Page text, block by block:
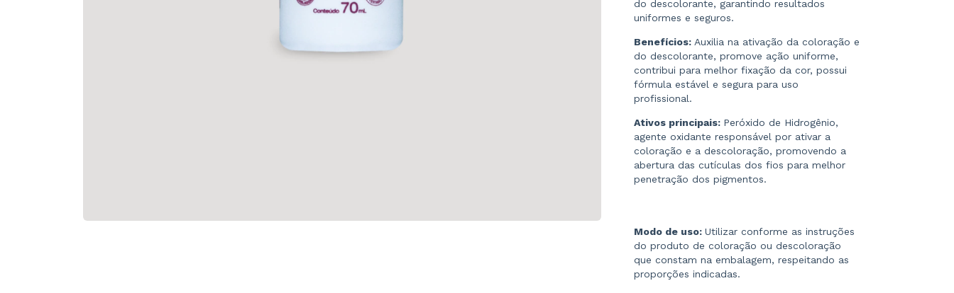
do descolorante, garantindo resultados
uniformes e seguros.
Benefícios: Auxilia na ativação da coloração e
do descolorante, promove ação uniforme,
contribui para melhor fixação da cor, possui
fórmula estável e segura para uso
profissional.
Ativos principais: Peróxido de Hidrogênio,
agente oxidante responsável por ativar a
coloração e a descoloração, promovendo a
abertura das cutículas dos fios para melhor
penetração dos pigmentos.
Modo de uso: Utilizar conforme as instruções
do produto de coloração ou descoloração
que constam na embalagem, respeitando as
proporções indicadas.